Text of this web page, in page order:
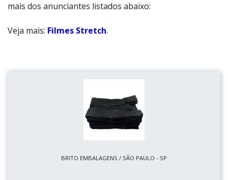
mais dos anunciantes listados abaixo:
Veja mais: Filmes Stretch.
BRITO EMBALAGENS / SÃO PAULO - SP